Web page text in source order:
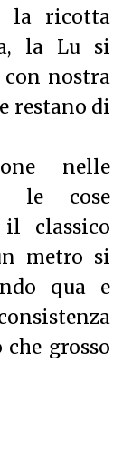
la ricotta
la Lu si
nostra
restano di
nelle
le cose
classico
metro si
qua e
grosso